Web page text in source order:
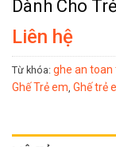
Dành Cho
Liên hệ
Từ khóa: ghe an toan
Ghế Trẻ em Ghế trẻ